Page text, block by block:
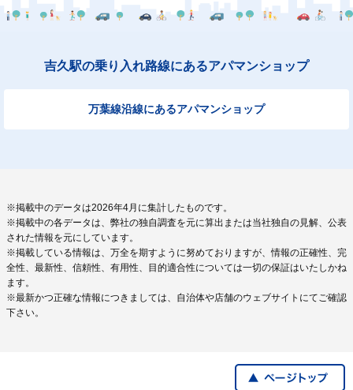
吉久駅の乗り入れ路線にあるアパマンショップ
万葉線沿線にあるアパマンショップ
※掲載中のデータは2026年4月に集計したものです。
※掲載中の各データは、弊社の独自調査を元に算出または当社独自の見解、公表
された情報を元にしています。
※掲載している情報は、万全を期すように努めておりますが、情報の正確性、完
全性、最新性、信頼性、有用性、目的適合性については一切の保証はいたしかね
ます。
※最新かつ正確な情報につきましては、自治体や店舗のウェブサイトにてご確認
下さい。